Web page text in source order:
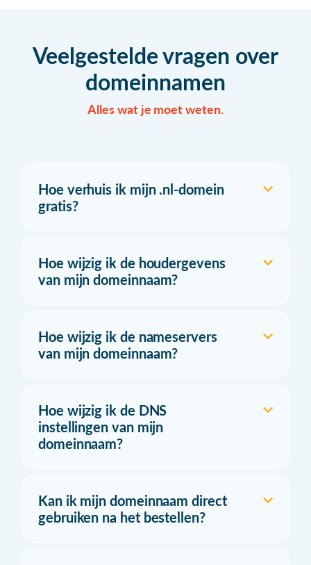
Veelgestelde vragen over
domeinnamen
Alles wat je moet weten.
Hoe verhuis ik mijn .nl-domein
gratis?
Hoe wijzig ik de houdergevens
van mijn domeinnaam?
Hoe wijzig ik de nameservers
van mijn domeinnaam?
Hoe wijzig ik de DNS
instellingen van mijn
domeinnaam?
Kan ik mijn domeinnaam direct
gebruiken na het bestellen?